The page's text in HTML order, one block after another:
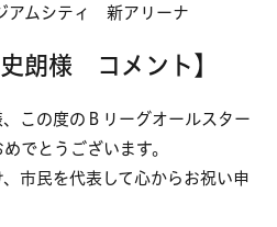
ムシティ 新アリーナ
朗様 コメント】
この度のＢリーグオールスター
でとうございます。
市民を代表して心からお祝い申